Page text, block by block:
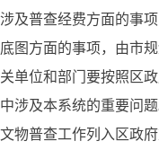
及普查经费方面的事
图方面的事项，由市
单位和部门要按照区
涉及本系统的重要问题
物普查工作列入区政